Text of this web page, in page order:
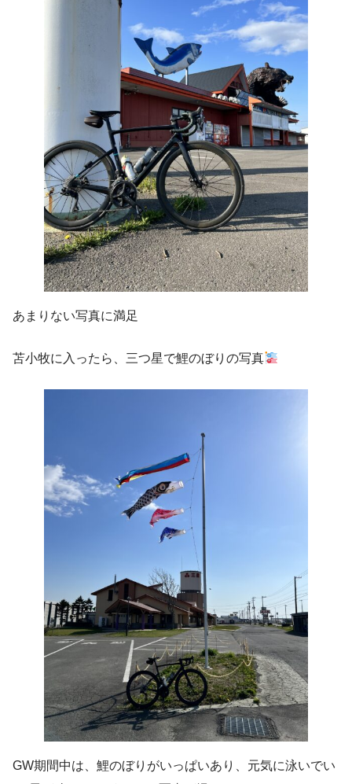
あまりない写真に満足
苫小牧に入ったら、三つ星で鯉のぼりの写真
GW期間中は、鯉のぼりがいっぱいあり、元気に泳いでい